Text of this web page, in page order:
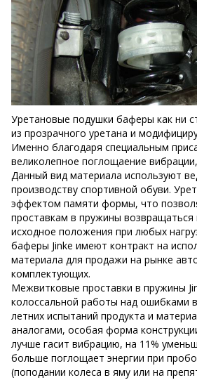
Уретановые подушки баферы как ни
из прозрачного уретана и
Именно благодаря специальным
великолепное поглощаение
Данный вид материала используют
производству спортивной обуви.
эффектом памяти формы, что
проставкам в пружины возвращаться
исходное положения при любых
баферы Jinke имеют контракт на
материала для продажи на рынке
комплектующих.
Межвитковые проставки в пружины
колоссальной работы над ошибками
летних испытаний продукта и
аналогами, особая форма
лучше гасит вибрацию, на 11%
больше поглощает энергии при
(поподании колеса в яму или на